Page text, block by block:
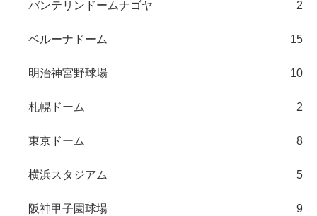
バンテリンドームナゴヤ 2
ベルーナドーム 15
明治神宮野球場 10
札幌ドーム 2
東京ドーム 8
横浜スタジアム 5
阪神甲子園球場 9